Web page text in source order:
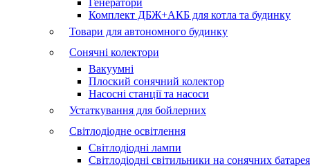
Генератори
Комплект ДБЖ+АКБ для котла та будинку
Товари для автономного будинку
Сонячні колектори
Вакуумні
Плоский сонячний колектор
Насосні станції та насоси
Устаткування для бойлерних
Світлодіодне освітлення
Світлодіодні лампи
Світлодіодні світильники на сонячних